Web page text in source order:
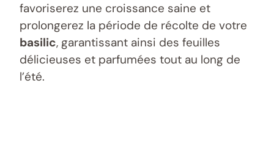
favoriserez une croissance saine et
prolongerez la période de récolte de votre
basilic, garantissant ainsi des feuilles
délicieuses et parfumées tout au long de
l’été.